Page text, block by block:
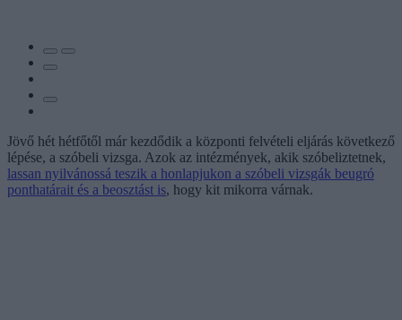
Jövő hét hétfőtől már kezdődik a központi felvételi eljárás következő
lépése, a szóbeli vizsga. Azok az intézmények, akik szóbeliztetnek,
lassan nyilvánossá teszik a honlapjukon a szóbeli vizsgák beugró
ponthatárait és a beosztást is, hogy kit mikorra várnak.